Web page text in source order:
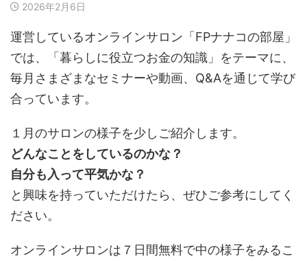
2026年2月6日
運営しているオンラインサロン「FPナナコの部屋」
では、「暮らしに役立つお金の知識」をテーマに、
毎月さまざまなセミナーや動画、Q&Aを通じて学び
合っています。
１月のサロンの様子を少しご紹介します。
どんなことをしているのかな？
自分も入って平気かな？
と興味を持っていただけたら、ぜひご参考にしてく
ださい。
オンラインサロンは７日間無料で中の様子をみるこ